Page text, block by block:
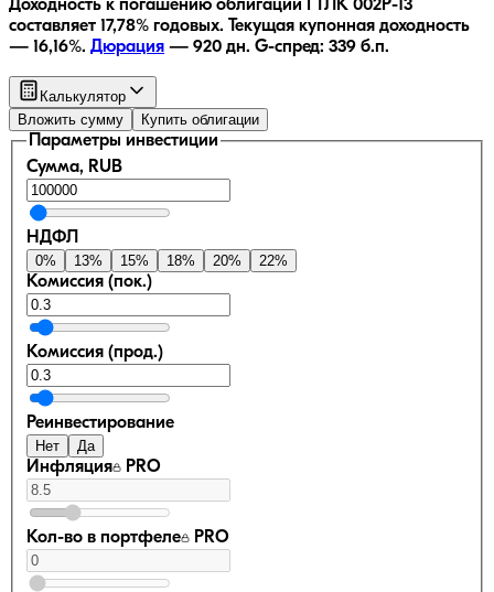
Доходность к погашению облигации ГТЛК 002P-13
составляет 17,78% годовых. Текущая купонная доходность
— 16,16%. Дюрация — 920 дн. G-спред: 339 б.п.
Калькулятор
Вложить сумму
Купить облигации
Параметры инвестиции
Сумма, RUB
НДФЛ
0% 13% 15% 18% 20% 22%
Комиссия (пок.)
Комиссия (прод.)
Реинвестирование
Нет Да
Инфляция PRO
Кол-во в портфеле PRO